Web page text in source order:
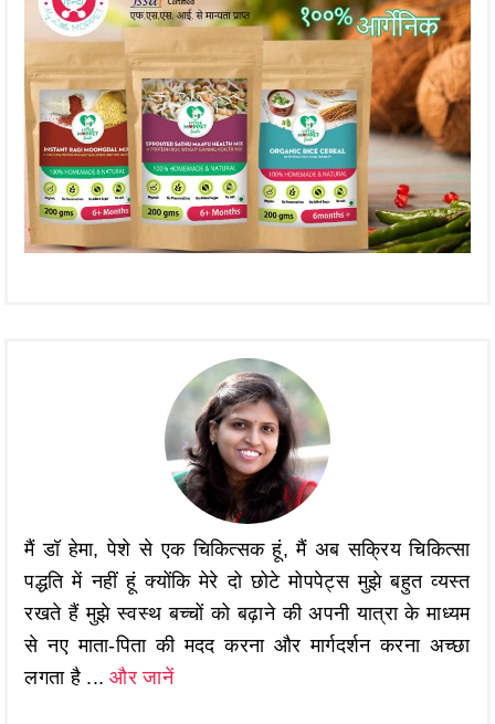
मैं डॉ हेमा, पेशे से एक चिकित्सक हूं, मैं अब सक्रिय चिकित्सा
पद्धति में नहीं हूं क्योंकि मेरे दो छोटे मोपपेट्स मुझे बहुत व्यस्त
रखते हैं मुझे स्वस्थ बच्चों को बढ़ाने की अपनी यात्रा के माध्यम
से नए माता-पिता की मदद करना और मार्गदर्शन करना अच्छा
लगता है ...और जानें